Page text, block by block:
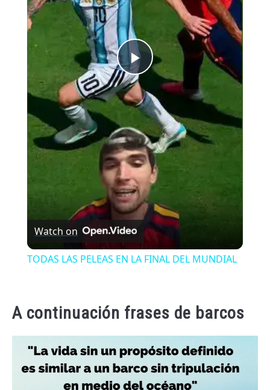
Play
Video
Watch on
TODAS LAS PELEAS EN LA FINAL DEL MUNDIAL
A continuación frases de barcos